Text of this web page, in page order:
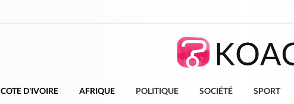
COTE D'IVOIRE AFRIQUE POLITIQUE SOCIÉTÉ SPORT